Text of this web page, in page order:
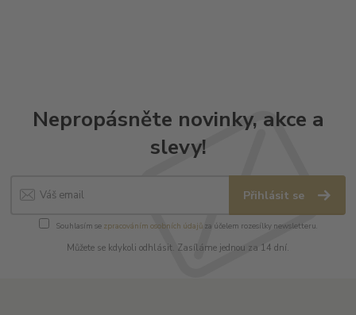
Nepropásněte novinky, akce a
slevy!
Přihlásit se
Souhlasím se zpracováním osobních údajůza účelem rozesílky newsletteru.
Můžete se kdykoli odhlásit. Zasíláme jednou za 14 dní.